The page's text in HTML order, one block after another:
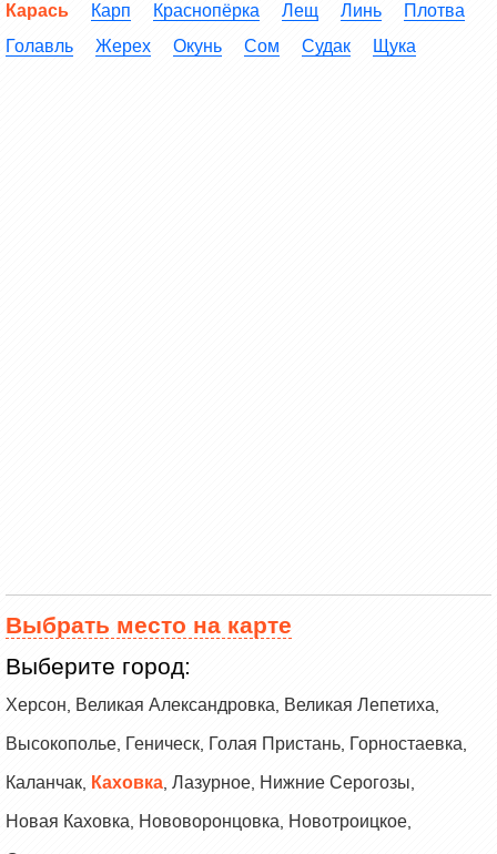
Карась Карп Краснопёрка Лещ Линь
Плотва
Голавль
Жерех Окунь Сом Судак Щука
Выбрать место на карте
Выберите город:
Херсон Великая Александровка Великая Лепетиха
Высокополье Геническ Голая Пристань Горностаевка
Каланчак Каховка Лазурное Нижние Серогозы
Новая Каховка Нововоронцовка Новотроицкое